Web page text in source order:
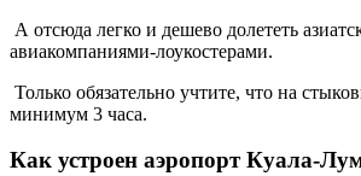
А отсюда легко и дешево долететь
авиакомпаниями-лоукостерами.
Только обязательно учтите, что на
минимум 3 часа.
Как устроен аэропорт Куала-